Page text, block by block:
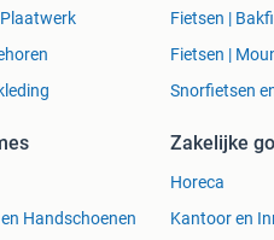
Fietsen |
Fietsen |
Snorfietsen
Handschoenen
Zakelijke
Horeca
Kantoor en